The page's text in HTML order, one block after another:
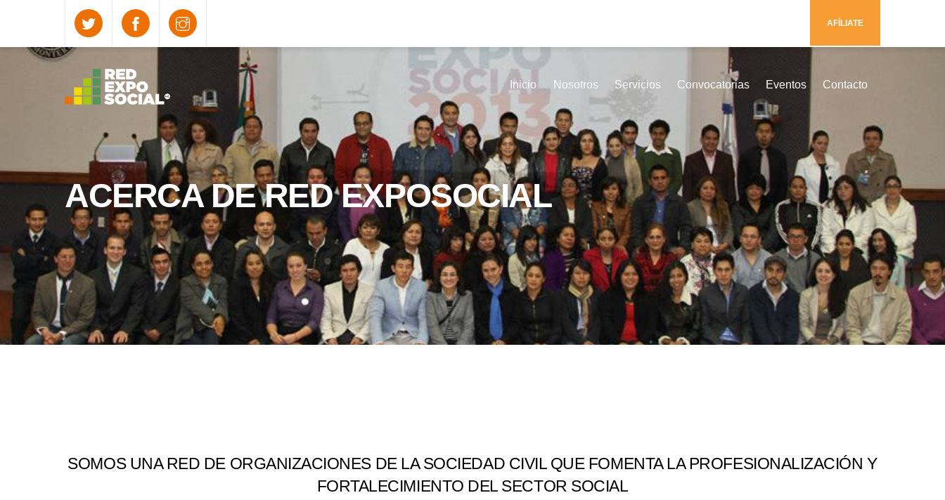
content
AFÍLIATE
Inicio Nosotros Servicios Convocatorias Eventos Contacto
ACERCA DE RED EXPOSOCIAL
SOMOS UNA RED DE ORGANIZACIONES DE LA SOCIEDAD CIVIL QUE FOMENTA LA PROFESIONALIZACIÓN Y
FORTALECIMIENTO DEL SECTOR SOCIAL